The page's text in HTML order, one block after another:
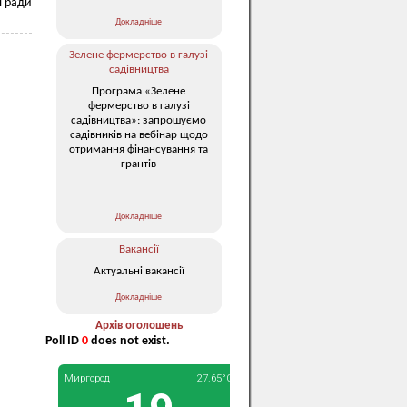
ради
Докладніше
Зелене фермерство в галузі
садівництва
Програма «Зелене
фермерство в галузі
садівництва»: запрошуємо
садівників на вебінар щодо
отримання фінансування та
грантів
Докладніше
Вакансії
Актуальні вакансії
Докладніше
Архів оголошень
Poll ID 0 does not exist.